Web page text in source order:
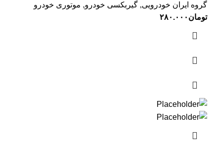
گروه ایران خودرویی, گیربکسی خودرو, موتوری خودرو
تومان ۲۸۰.۰۰۰